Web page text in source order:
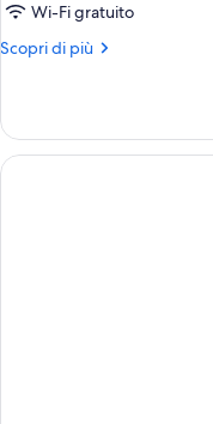
Wi-Fi gratuito
Scopri di più
Altri